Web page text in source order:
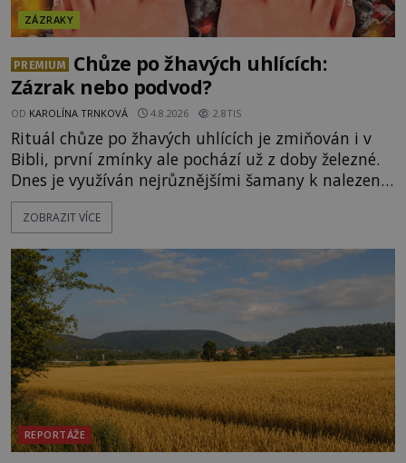
ZÁZRAKY
PREMIUM
Chůze po žhavých uhlících:
Zázrak nebo podvod?
OD KAROLÍNA TRNKOVÁ 4.8.2026 2.8TIS
Rituál chůze po žhavých uhlících je zmiňován i v
Bibli, první zmínky ale pochází už z doby železné.
Dnes je využíván nejrůznějšími šamany k nalezení
spirituální síly či vnitřního klidu. Jak funguje a proč
si při něm člověk nepopálí nohy, což bylo
nadpřirozeného? Histori
ZOBRAZIT VÍCE
REPORTÁŽE